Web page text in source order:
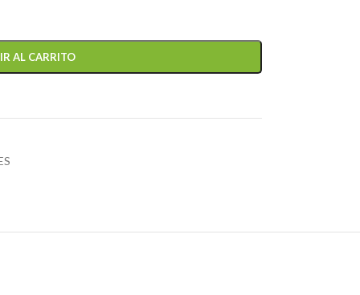
AL CARRITO